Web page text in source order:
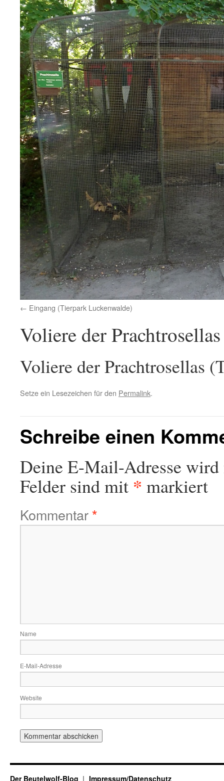
Eingang (Tierpark Luckenwalde)
Voliere der
Voliere der Prachtrosellas
Setze ein Lesezeichen für den Permalink.
Schreibe einen
Deine E-Mail-Adresse
Felder sind mit * markiert
Kommentar*
Name
E-Mail-Adresse
Website
Der Beutelwolf-Blog Impressum/Datenschutz